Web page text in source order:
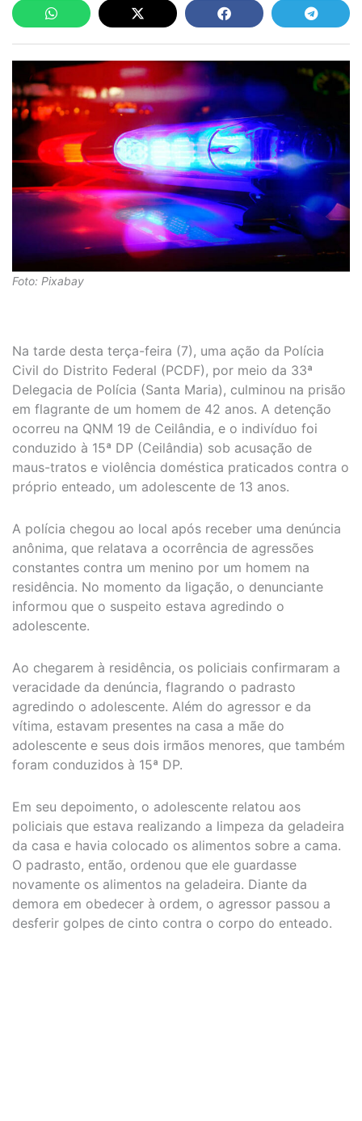
Foto: Pixabay
Na tarde desta terça-feira (7), uma ação da Polícia
Civil do Distrito Federal (PCDF), por meio da 33ª
Delegacia de Polícia (Santa Maria), culminou na prisão
em flagrante de um homem de 42 anos. A detenção
ocorreu na QNM 19 de Ceilândia, e o indivíduo foi
conduzido à 15ª DP (Ceilândia) sob acusação de
maus-tratos e violência doméstica praticados contra o
próprio enteado, um adolescente de 13 anos.
A polícia chegou ao local após receber uma denúncia
anônima, que relatava a ocorrência de agressões
constantes contra um menino por um homem na
residência. No momento da ligação, o denunciante
informou que o suspeito estava agredindo o
adolescente.
Ao chegarem à residência, os policiais confirmaram a
veracidade da denúncia, flagrando o padrasto
agredindo o adolescente. Além do agressor e da
vítima, estavam presentes na casa a mãe do
adolescente e seus dois irmãos menores, que também
foram conduzidos à 15ª DP.
Em seu depoimento, o adolescente relatou aos
policiais que estava realizando a limpeza da geladeira
da casa e havia colocado os alimentos sobre a cama.
O padrasto, então, ordenou que ele guardasse
novamente os alimentos na geladeira. Diante da
demora em obedecer à ordem, o agressor passou a
desferir golpes de cinto contra o corpo do enteado.